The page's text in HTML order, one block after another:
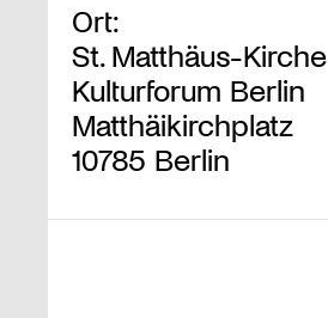
Ort:
St. Matthäus-Kirche
Kulturforum Berlin
Matthäikirchplatz
10785 Berlin